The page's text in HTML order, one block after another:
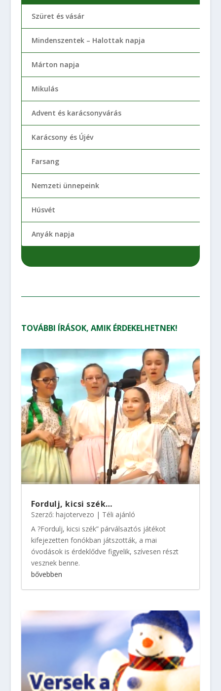
Szüret és vásár
Mindenszentek – Halottak napja
Márton napja
Mikulás
Advent és karácsonyvárás
Karácsony és Újév
Farsang
Nemzeti ünnepeink
Húsvét
Anyák napja
TOVÁBBI ÍRÁSOK, AMIK ÉRDEKELHETNEK!
Fordulj, kicsi szék…
Szerző: hajotervezo | Téli ajánló
A ?Fordulj, kicsi szék” párválsaztós játékot
kifejezetten fonókban játszották, a mai
óvodások is érdeklődve figyelik, szívesen részt
vesznek benne.
bővebben